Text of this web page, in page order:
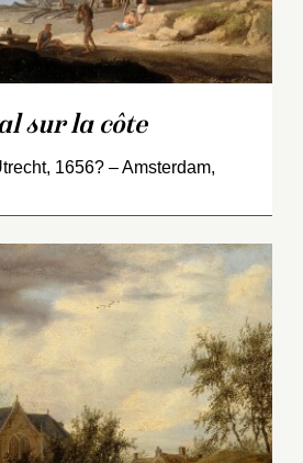
sur la côte
1656? – Amsterdam,